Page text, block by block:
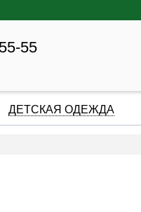
55
ДЕТСКАЯ ОДЕЖДА